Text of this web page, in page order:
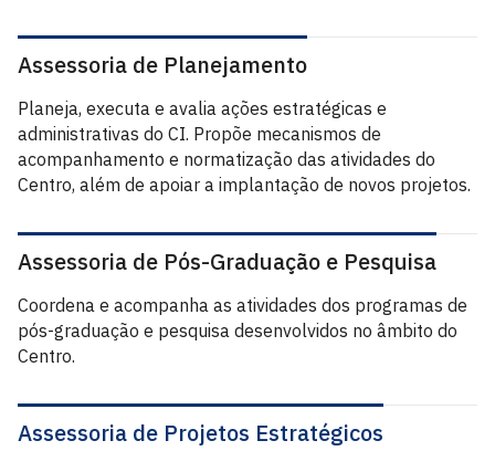
Assessoria de Planejamento
Planeja, executa e avalia ações estratégicas e
administrativas do CI. Propõe mecanismos de
acompanhamento e normatização das atividades do
Centro, além de apoiar a implantação de novos projetos.
Assessoria de Pós-Graduação e Pesquisa
Coordena e acompanha as atividades dos programas de
pós-graduação e pesquisa desenvolvidos no âmbito do
Centro.
Assessoria de Projetos Estratégicos